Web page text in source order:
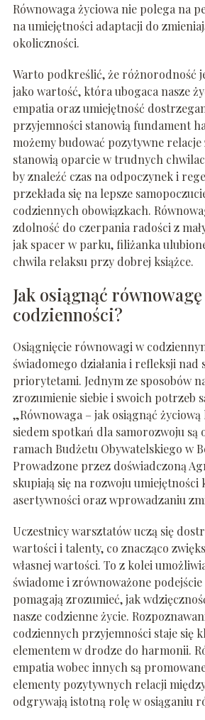
Równowaga życiowa nie polega na
na umiejętności adaptacji do
okoliczności.
Warto podkreślić, że różnorodność
jako wartość, która ubogaca nasze
empatia oraz umiejętność
przyjemności stanowią fundament
możemy budować pozytywne
stanowią oparcie w trudnych
by znaleźć czas na odpoczynek i
przekłada się na lepsze
codziennych obowiązkach.
zdolność do czerpania radości z
jak spacer w parku, filiżanka
chwila relaksu przy dobrej książce.
Jak osiągnąć
codzienności?
Osiągnięcie równowagi w
świadomego działania i refleksji nad
priorytetami. Jednym ze sposobów
zrozumienie siebie i swoich potrzeb
„Równowaga – jak osiągnąć
siedem spotkań dla samorozwoju są
ramach Budżetu Obywatelskiego w
Prowadzone przez doświadczoną
skupiają się na rozwoju
asertywności oraz wprowadzaniu
Uczestnicy warsztatów uczą się
wartości i talenty, co znacząco
własnej wartości. To z kolei
świadome i zrównoważone
pomagają zrozumieć, jak
nasze codzienne życie.
codziennych przyjemności staje się
elementem w drodze do harmonii.
empatia wobec innych są
elementy pozytywnych relacji
odgrywają istotną rolę w osiąganiu